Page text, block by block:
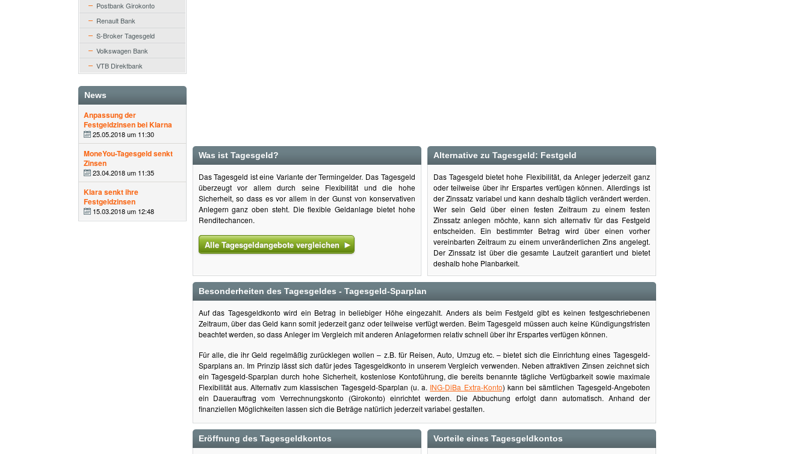
Postbank Girokonto
Renault Bank
S-Broker Tagesgeld
Volkswagen Bank
VTB Direktbank
News
Anpassung der
Festgeldzinsen bei Klarna
25.05.2018 um 11:30
MoneYou-Tagesgeld senkt
Zinsen
23.04.2018 um 11:35
Klara senkt ihre
Festgeldzinsen
15.03.2018 um 12:48
Was ist Tagesgeld?
Das Tagesgeld ist eine Variante der Termingelder. Das Tagesgeld
überzeugt vor allem durch seine Flexibilität und die hohe
Sicherheit, so dass es vor allem in der Gunst von konservativen
Anlegern ganz oben steht. Die flexible Geldanlage bietet hohe
Renditechancen.
Alle Tagesgeldangebote vergleichen
Alternative zu Tagesgeld: Festgeld
Das Tagesgeld bietet hohe Flexibilität, da Anleger jederzeit ganz
oder teilweise über ihr Erspartes verfügen können. Allerdings ist
der Zinssatz variabel und kann deshalb täglich verändert werden.
Wer sein Geld über einen festen Zeitraum zu einem festen
Zinssatz anlegen möchte, kann sich alternativ für das Festgeld
entscheiden. Ein bestimmter Betrag wird über einen vorher
vereinbarten Zeitraum zu einem unveränderlichen Zins angelegt.
Der Zinssatz ist über die gesamte Laufzeit garantiert und bietet
deshalb hohe Planbarkeit.
Besonderheiten des Tagesgeldes - Tagesgeld-Sparplan
Auf das Tagesgeldkonto wird ein Betrag in beliebiger Höhe eingezahlt. Anders als beim Festgeld gibt es keinen festgeschriebenen
Zeitraum, über das Geld kann somit jederzeit ganz oder teilweise verfügt werden. Beim Tagesgeld müssen auch keine Kündigungsfristen
beachtet werden, so dass Anleger im Vergleich mit anderen Anlageformen relativ schnell über ihr Erspartes verfügen können.
Für alle, die ihr Geld regelmäßig zurücklegen wollen – z.B. für Reisen, Auto, Umzug etc. – bietet sich die Einrichtung eines Tagesgeld-
Sparplans an. Im Prinzip lässt sich dafür jedes Tagesgeldkonto in unserem Vergleich verwenden. Neben attraktiven Zinsen zeichnet sich
ein Tagesgeld-Sparplan durch hohe Sicherheit, kostenlose Kontoführung, die bereits benannte tägliche Verfügbarkeit sowie maximale
Flexibilität aus. Alternativ zum klassischen Tagesgeld-Sparplan (u. a. ING-DiBa Extra-Konto) kann bei sämtlichen Tagesgeld-Angeboten
ein Dauerauftrag vom Verrechnungskonto (Girokonto) einrichtet werden. Die Abbuchung erfolgt dann automatisch. Anhand der
finanziellen Möglichkeiten lassen sich die Beträge natürlich jederzeit variabel gestalten.
Eröffnung des Tagesgeldkontos Vorteile eines Tagesgeldkontos